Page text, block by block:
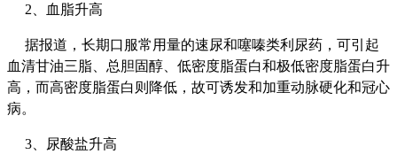
2、血脂升高
据报道，长期口服常用量的速尿和噻嗪类利尿药，可引起
血清甘油三脂、总胆固醇、低密度脂蛋白和极低密度脂蛋白升
高，而高密度脂蛋白则降低，故可诱发和加重动脉硬化和冠心
病。
3、尿酸盐升高